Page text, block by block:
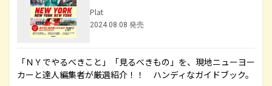
Plat
2024.08.08 発売
「ＮＹでやるべきこと」「見るべきもの」を、現地ニューヨー
カーと達人編集者が厳選紹介！！ ハンディなガイドブック。